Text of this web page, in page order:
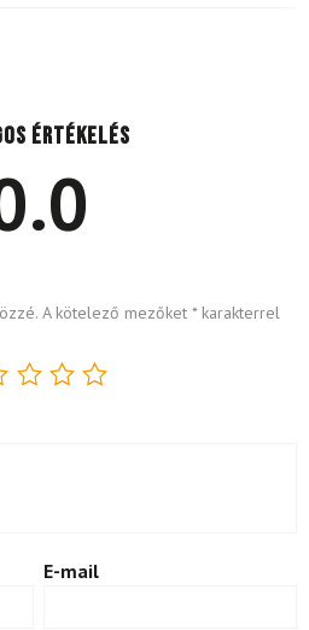
értékelés
A kötelező mezőket *karakterrel
E-mail